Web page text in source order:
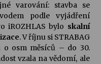
varování: stavba se
podle vyjádření
iROZHLAS bylo skalní
. V říjnu si STRABAG
osm měsíců – do 30.
vzala na vědomí, ale